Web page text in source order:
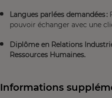
Langues parlées demandées :
pouvoir échanger avec une
Diplôme en Relations
Ressources Humaines.
Informations